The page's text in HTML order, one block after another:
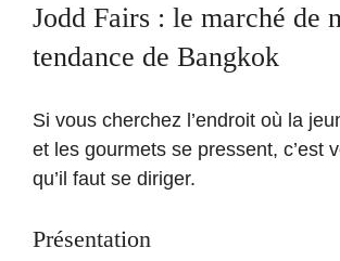
Jodd Fairs : le marché de
tendance de Bangkok
Si vous cherchez l’endroit où la
et les gourmets se pressent, c’est
qu’il faut se diriger.
Présentation